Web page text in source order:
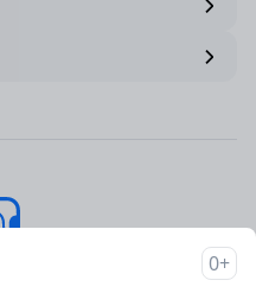
0+